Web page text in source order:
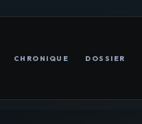
CHRONIQUE DOSSIER